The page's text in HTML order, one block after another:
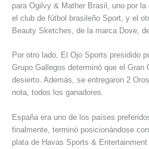
para Ogilvy & Mather Brasil, uno por
el club de fútbol brasileño Sport, y el
Beauty Sketches, de la marca Dove,
Por otro lado, El Ojo Sports presidido
Grupo Gallegos determinó que el Gran
desierto. Además, se entregaron 2
nota, todos los ganadores.
España era uno de los países
finalmente, terminó posicionándose
plata de Havas Sports & Entertainment